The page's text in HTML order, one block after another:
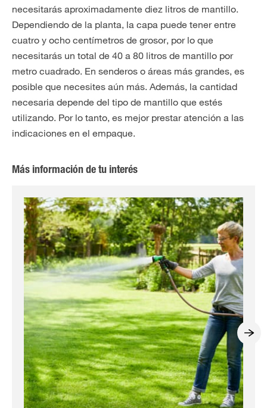
necesitarás aproximadamente diez litros de mantillo.
Dependiendo de la planta, la capa puede tener entre
cuatro y ocho centímetros de grosor, por lo que
necesitarás un total de 40 a 80 litros de mantillo por
metro cuadrado. En senderos o áreas más grandes, es
posible que necesites aún más. Además, la cantidad
necesaria depende del tipo de mantillo que estés
utilizando. Por lo tanto, es mejor prestar atención a las
indicaciones en el empaque.
Más información de tu interés